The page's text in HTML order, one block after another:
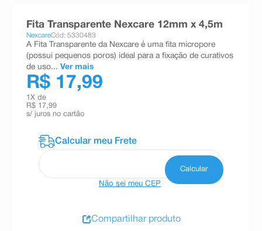
esmalte
10ºabsorvente
Fita Transparente Nexcare 12mm x 4,5m
NexcareCód: 5330483
A Fita Transparente da Nexcare é uma fita micropore
(possui pequenos poros) ideal para a fixação de curativos
de uso... Ver mais
R$ 17,99
1 X de
R$ 17,99
s/ juros no cartão
Não sei meu CEP
Compartilhar produto